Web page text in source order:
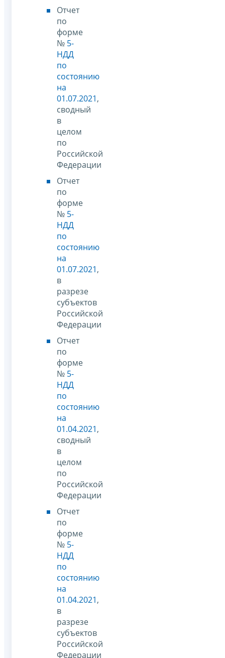
Отчет
по
форме
№ 5-
НДД
по
состоянию
на
01.07.2021,
сводный
в
целом
по
Российской
Федерации
Отчет
по
форме
№ 5-
НДД
по
состоянию
на
01.07.2021,
в
разрезе
субъектов
Российской
Федерации
Отчет
по
форме
№ 5-
НДД
по
состоянию
на
01.04.2021,
сводный
в
целом
по
Российской
Федерации
Отчет
по
форме
№ 5-
НДД
по
состоянию
на
01.04.2021,
в
разрезе
субъектов
Российской
Федерации